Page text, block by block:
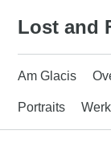
Lost and
Am Glacis
Portraits